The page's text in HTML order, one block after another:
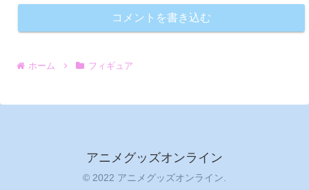
コメントを書き込む
ホーム フィギュア
アニメグッズオンライン
© 2022 アニメグッズオンライン.